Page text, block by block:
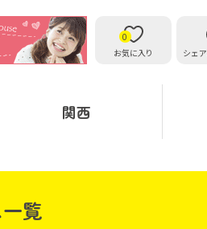
お気に入り
0
シェ
関西
覧